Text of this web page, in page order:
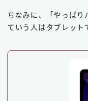
ちなみに、「やっぱり
ていう人はタブレット